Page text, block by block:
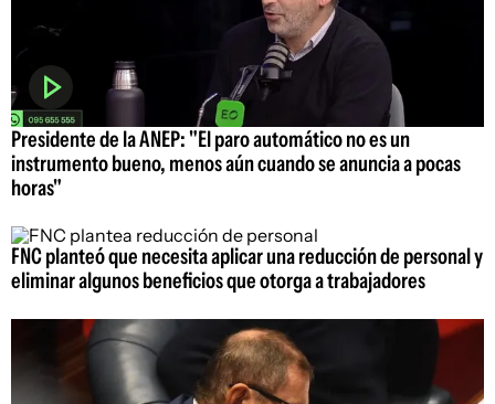
Presidente de la ANEP: "El paro automático no es un
instrumento bueno, menos aún cuando se anuncia a pocas
horas"
FNC planteó que necesita aplicar una reducción de personal y
eliminar algunos beneficios que otorga a trabajadores